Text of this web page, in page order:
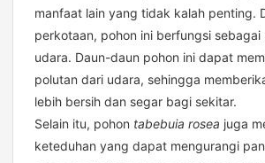
manfaat lain yang tidak kalah penting.
perkotaan, pohon ini berfungsi
udara. Daun-daun pohon ini dapat
polutan dari udara, sehingga
lebih bersih dan segar bagi sekitar.
Selain itu, pohon tabebuia rosea juga
keteduhan yang dapat mengurangi